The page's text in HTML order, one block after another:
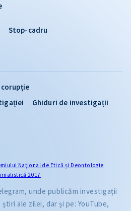
corupție
Ghiduri de investigații
Stop-cadru
Naţional de Etică și Deontologie
2017
unde publicăm investigații
ale zilei, dar și pe: YouTube,